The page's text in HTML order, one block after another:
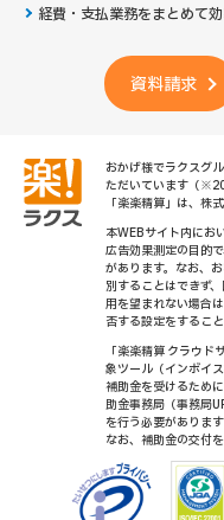
経費・支払業務をまとめて
資料請求
おかげ様でラクスグ
ただいています（
「楽楽精算」は、株
本WEBサイト内にお
広告効果測定の目的
があります。なお、
別することはできず
用を望まれない場合
否する設定をすること
「楽楽精算 クラウ
象ツール（インボイ
補助金を受けるため
助金事務局（事務局
を行う必要がありま
なお、補助金の交付